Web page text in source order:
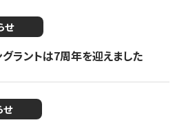
せ
ラントは7周年を迎えました
せ